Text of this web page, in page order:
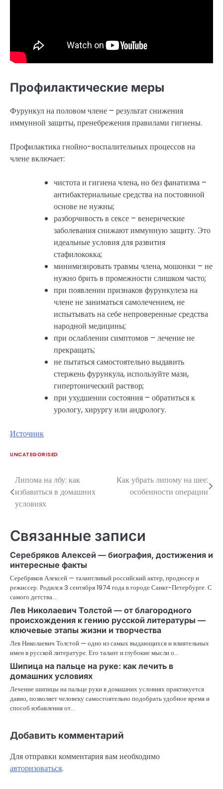
Профилактические меры
Фурункул на половом члене – результат снижения
иммунной защиты, пренебрежения правилами гигиены.
Профилактика гнойно-воспалительных процессов на
члене включает:
чистота и гигиена члена, но без фанатизма –
антибактериальные средства на постоянной
основе не нужны;
разборчивость в сексе – венерические
заболевания снижают иммунную защиту. Это
идеальные условия для развития
стафилококка;
минимизировать травмы члена, мошонки – не
нужно брить в промежности слишком часто;
при появлении признаков фурункулеза на
члене не заниматься самолечением, не
испытывать на себе непроверенные средства
народной медицины;
при ослаблении симптомов – лечение не
прекращать;
не пытаться самостоятельно выдавить
стержень фурункула, используйте мази,
гипертонический раствор;
при ухудшении состояния – обратиться к
урологу, хирургу или андрологу.
Источник
UNCATEGORISED
Навигация
по
Липома на лбу: как
избавиться в домашних
условиях
Как убрать липому на шее:
особенности операции
Связанные записи
Серебряков Алексей — биография, достижения и
интересные факты
Серебряков Алексей — талантливый российский актер, продюсер и
режиссер. Родился 3 сентября 1974 года в городе Санкт-Петербурге. С
самого детства…
Лев Николаевич Толстой — от благородного
происхождения к гению русской литературы —
ключевые этапы жизни и творчества
Лев Николаевич Толстой — одно из самых выдающихся и влиятельных
имен в русской литературе. Его талант и глубокие мысли о…
Шипица на пальце на руке: как лечить в
домашних условиях
Лечение шипицы на пальце руки в домашних условиях практикуется
давно, позволяет человеку самостоятельно подобрать удобное время и
способ избавления от…
Добавить комментарий
Для отправки комментария вам необходимо
авторизоваться.